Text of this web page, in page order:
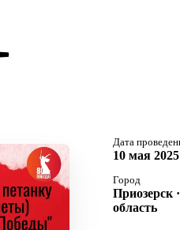
Дата
10 мая
Город
Приозерск
область